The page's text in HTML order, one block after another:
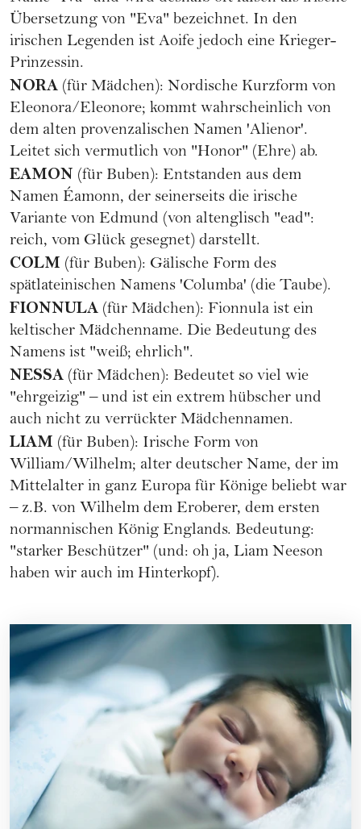
Übersetzung von "Eva" bezeichnet. In den
irischen Legenden ist Aoife jedoch eine Krieger-
Prinzessin.
NORA (für Mädchen): Nordische Kurzform von
Eleonora/Eleonore; kommt wahrscheinlich von
dem alten provenzalischen Namen 'Alienor'.
Leitet sich vermutlich von "Honor" (Ehre) ab.
EAMON (für Buben): Entstanden aus dem
Namen Éamonn, der seinerseits die irische
Variante von Edmund (von altenglisch "ead":
reich, vom Glück gesegnet) darstellt.
COLM (für Buben): Gälische Form des
spätlateinischen Namens 'Columba' (die Taube).
FIONNULA (für Mädchen): Fionnula ist ein
keltischer Mädchenname. Die Bedeutung des
Namens ist "weiß; ehrlich".
NESSA (für Mädchen): Bedeutet so viel wie
"ehrgeizig" – und ist ein extrem hübscher und
auch nicht zu verrückter Mädchennamen.
LIAM (für Buben): Irische Form von
William/Wilhelm; alter deutscher Name, der im
Mittelalter in ganz Europa für Könige beliebt war
– z.B. von Wilhelm dem Eroberer, dem ersten
normannischen König Englands. Bedeutung:
"starker Beschützer" (und: oh ja, Liam Neeson
haben wir auch im Hinterkopf).